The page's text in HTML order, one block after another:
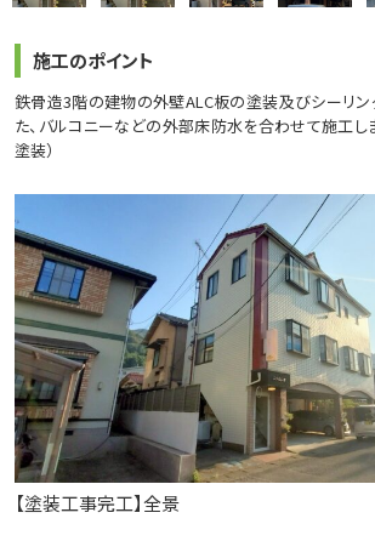
施工のポイント
鉄骨造3階の建物の外壁ALC板の塗装及びシーリン
た、バルコニーなどの外部床防水を合わせて施工しま
塗装）
【塗装工事完工】全景